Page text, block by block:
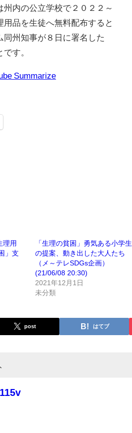
州内の公立学校で２０２２～
用品を生徒へ無料配布すると
同州知事が８日に署名した
す。
Summarize
理用
」支
「生理の貧困」勇気ある小学生
の提案、動き出した大人たち
（メ～テレSDGs企画）
(21/06/08 20:30)
2021年12月1日
未分類
post はてブ